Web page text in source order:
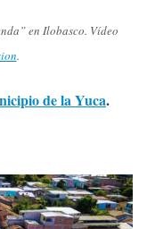
en Ilobasco. Vídeo
.
de la Yuca.